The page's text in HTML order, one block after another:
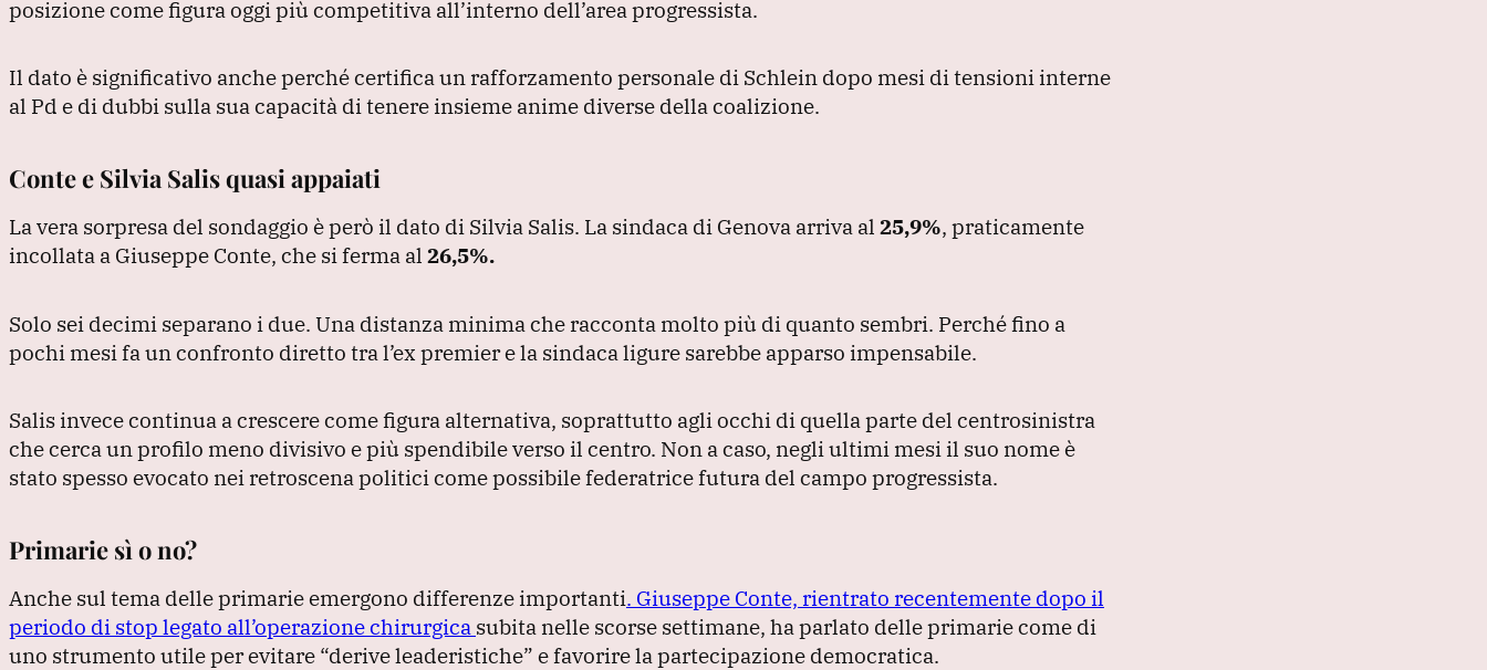
posizione come figura oggi più competitiva all’interno dell’area progressista.
Il dato è significativo anche perché certifica un rafforzamento personale di Schlein dopo mesi di tensioni interne
al Pd e di dubbi sulla sua capacità di tenere insieme anime diverse della coalizione.
Conte e Silvia Salis quasi appaiati
La vera sorpresa del sondaggio è però il dato di Silvia Salis. La sindaca di Genova arriva al 25,9%, praticamente
incollata a Giuseppe Conte, che si ferma al 26,5%.
Solo sei decimi separano i due. Una distanza minima che racconta molto più di quanto sembri. Perché fino a
pochi mesi fa un confronto diretto tra l’ex premier e la sindaca ligure sarebbe apparso impensabile.
Salis invece continua a crescere come figura alternativa, soprattutto agli occhi di quella parte del centrosinistra
che cerca un profilo meno divisivo e più spendibile verso il centro. Non a caso, negli ultimi mesi il suo nome è
stato spesso evocato nei retroscena politici come possibile federatrice futura del campo progressista.
Primarie sì o no?
Anche sul tema delle primarie emergono differenze importanti. Giuseppe Conte, rientrato recentemente dopo il
periodo di stop legato all’operazione chirurgica subita nelle scorse settimane, ha parlato delle primarie come di
uno strumento utile per evitare “derive leaderistiche” e favorire la partecipazione democratica.